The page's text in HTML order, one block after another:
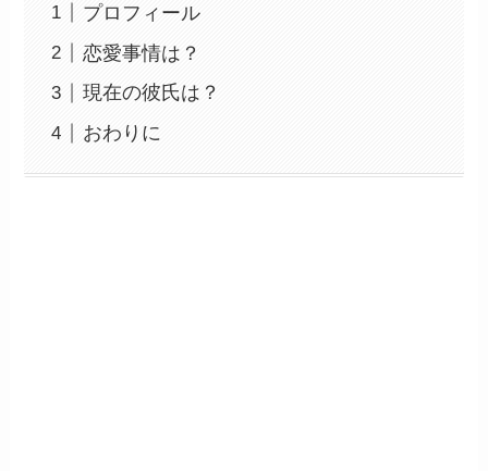
プロフィール
恋愛事情は？
現在の彼氏は？
おわりに